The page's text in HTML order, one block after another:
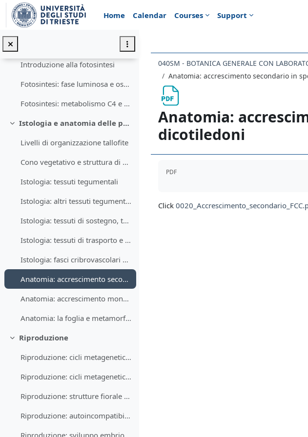
Skip to main content
Home
Calendar Courses Support
Cianobatteri
Collapse
Introduzione alla fotosintesi
Fotosintesi: fase luminosa e oscura
Fotosintesi: metabolismo C4 e CAM
Collapse
Istologia e anatomia delle piante
Livelli di organizzazione tallofite
Cono vegetativo e struttura di base della pianta
Istologia: tessuti tegumentali
Istologia: altri tessuti tegumentali, parenchimi
Istologia: tessuti di sostegno, tessuti di trasporto
Istologia: tessuti di trasporto e organizzazione in fasci
Istologia: fasci cribrovascolari e teoria della stele
Anatomia: accrescimento secondario in spessore angiosperme dicotiledoni
Anatomia: accrescimento monocotiledoni, fusto e radici
Anatomia: la foglia e metamorfosi fogliari
Collapse
Riproduzione
Riproduzione: cicli metagenetici briofite e pteridofite
Riproduzione: cicli metagenetici gimnosperme e angiosperme
Riproduzione: strutture fiorale e impollinazione
Riproduzione: autoincompatibilità e apomissia
040SM - BOTANICA GENERALE CON
Anatomia: accrescimento secondario in
Anatomia:
dicotiledoni
PDF
Click